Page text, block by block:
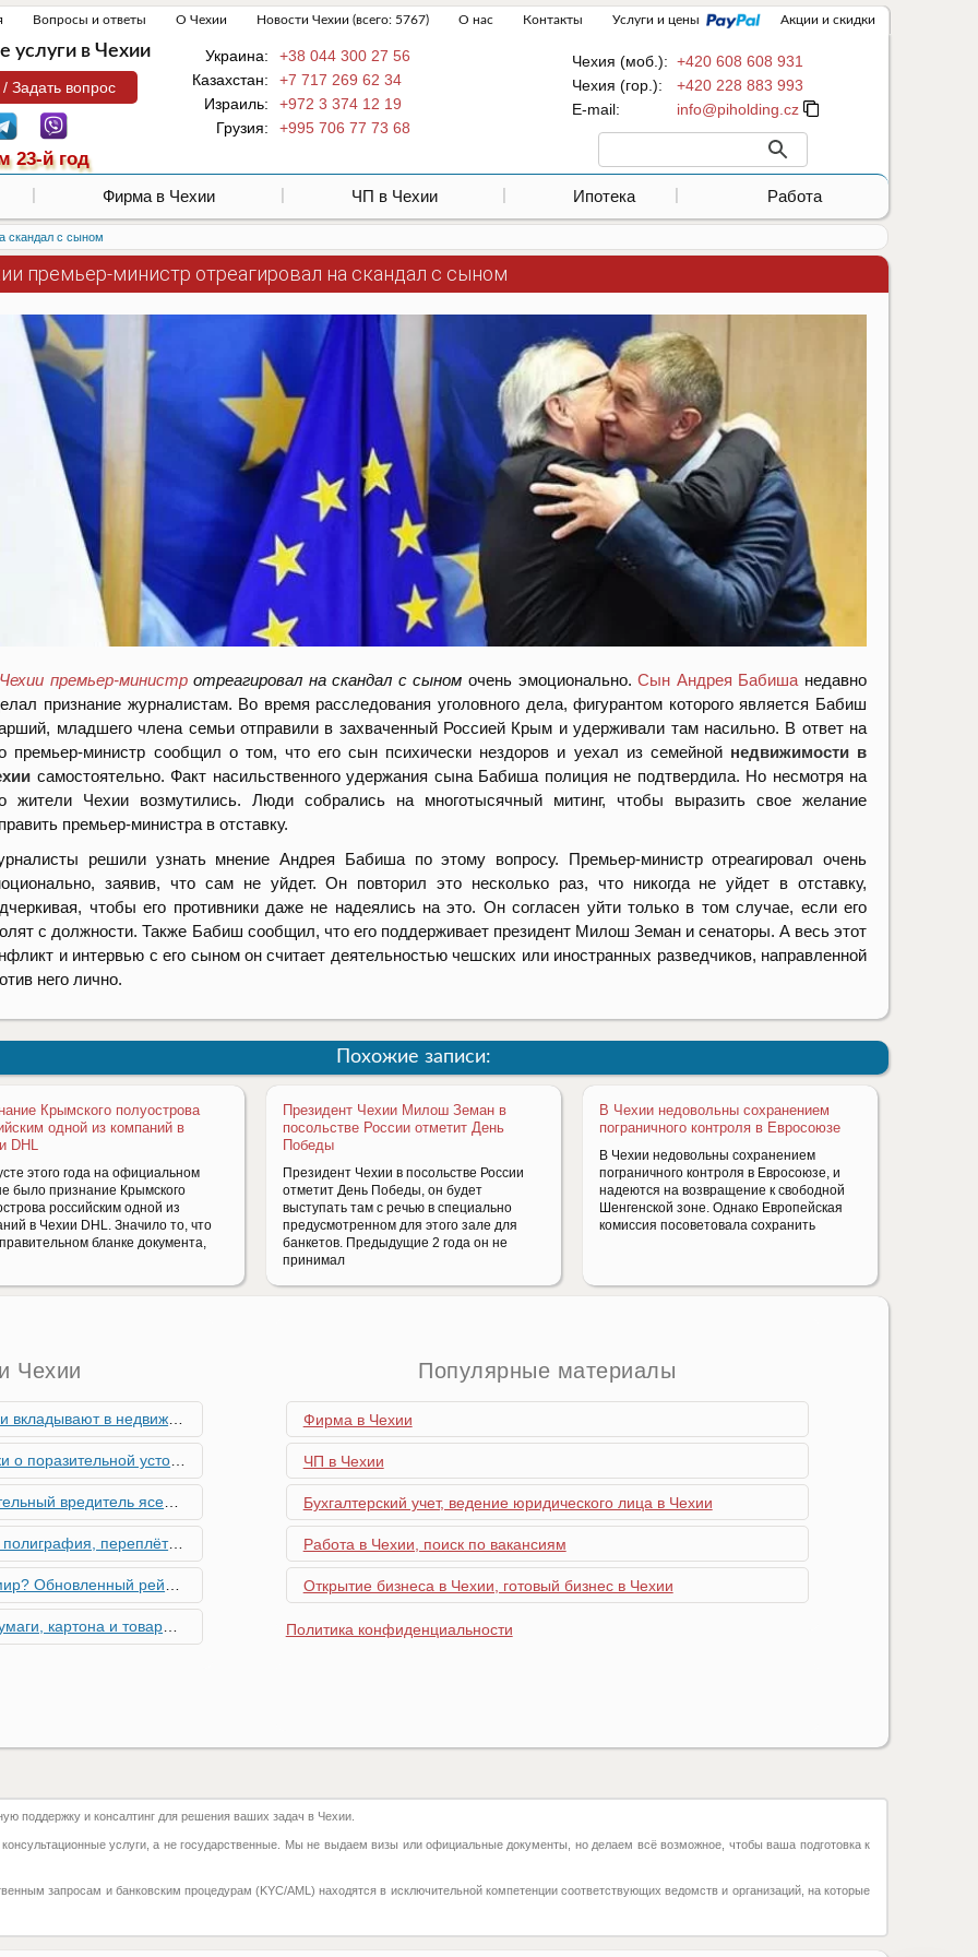
Вопросы и ответы О Чехии Новости Чехии (всего: 5767) О нас Контакты Услуги и цены Акции и скидки
Задать вопрос
23-й год
услуги в Чехии Чехия (моб.): +420 608 608 931
Чехия (гор.):
+420 228 883 993
Е-mail:
Украина:
+38 044 300 27 56
Казахстан:
+7 717 269 62 34
Израиль:
+972 3 374 12 19
Грузия:
+995 706 77 73 68
Фирма в Чехии ЧП в Чехии Ипотека Работа
скандал с сыном
премьер-министр отреагировал на скандал с сыном
премьер-министротреагировал на скандал с сыном очень эмоционально.Сын Андрея Бабишанедавно
признание журналистам. Во время расследования уголовного дела, фигурантом которого является Бабиш
младшего члена семьи отправили в захваченный Россией Крым и удерживали там насильно. В ответ на
премьер-министр сообщил о том, что его сын психически нездоров и уехал из семейной недвижимости в
самостоятельно. Факт насильственного удержания сына Бабиша полиция не подтвердила. Но несмотря на
жители Чехии возмутились. Люди собрались на многотысячный митинг, чтобы выразить свое желание
премьер-министра в отставку.
решили узнать мнение Андрея Бабиша по этому вопросу. Премьер-министр отреагировал очень
заявив, что сам не уйдет. Он повторил это несколько раз, что никогда не уйдет в отставку,
чтобы его противники даже не надеялись на это. Он согласен уйти только в том случае, если его
с должности. Также Бабиш сообщил, что его поддерживает президент Милош Земан и сенаторы. А весь этот
и интервью с его сыном он считает деятельностью чешских или иностранных разведчиков, направленной
него лично.
Похожие записи:
Крымского полуострова
одной из компаний в
DHL
этого года на официальном
было признание Крымского
российским одной из
в Чехии DHL. Значило то, что
бланке документа,
Президент Чехии Милош Земан в
посольстве России отметит День
Победы
Президент Чехии в посольстве России
отметит День Победы, он будет
выступать там с речью в специально
предусмотренном для этого зале для
банкетов. Предыдущие 2 года он не
принимал
В Чехии недовольны сохранением
пограничного контроля в Евросоюзе
В Чехии недовольны сохранением
пограничного контроля в Евросоюзе, и
надеются на возвращение к свободной
Шенгенской зоне. Однако Европейская
комиссия посоветовала сохранить
Чехии
и почему меняются их предпочтения?
устойчивости экономики Чехии
к Чехии, необходима бдительность граждан
работы в Чехии - простая лицензия №14
глобальной мобильности 2026 года
материалов в Чехии - простая лицензия №13
миллионы туристов?
Популярные материалы
Фирма в Чехии
ЧП в Чехии
Бухгалтерский учет, ведение юридического лица в Чехии
Работа в Чехии, поиск по вакансиям
Открытие бизнеса в Чехии, готовый бизнес в Чехии
Политика конфиденциальности
поддержку и консалтинг для решения ваших задач в Чехии.
услуги, а не государственные. Мы не выдаем визы или официальные документы, но делаем всё возможное, чтобы ваша подготовка к
запросам и банковским процедурам (KYC/AML) находятся в исключительной компетенции соответствующих ведомств и организаций, на которые